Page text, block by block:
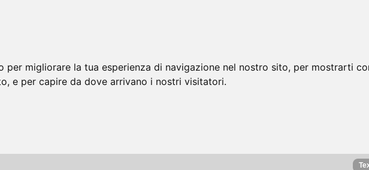
migliorare la tua esperienza di navigazione nel nostro sito, per mostrarti
e per capire da dove arrivano i nostri visitatori.